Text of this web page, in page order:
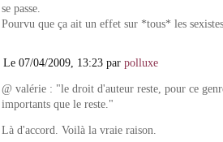
se passe.
Pourvu que ça ait un effet sur *tous* les
Le 07/04/2009, 13:23 parpolluxe
@ valérie : "le droit d'auteur reste, pour ce
importants que le reste."
Là d'accord. Voilà la vraie raison.